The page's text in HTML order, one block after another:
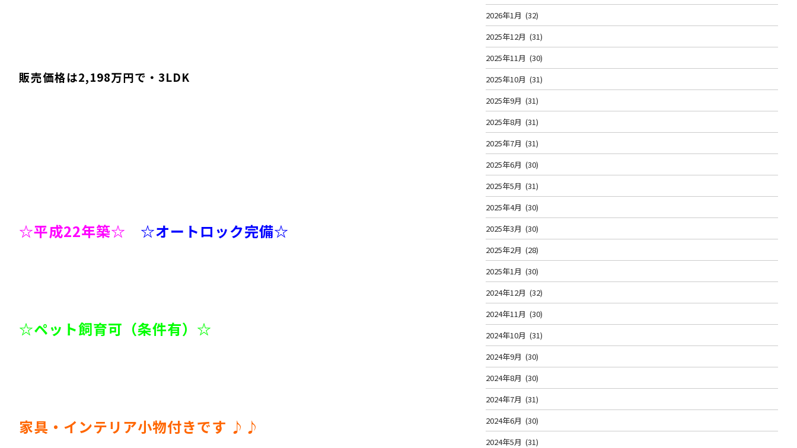
販売価格は2,198万円で・3LDK
☆平成22年築☆ ☆オートロック完備☆
☆ペット飼育可（条件有）☆
家具・インテリア小物付きです ♪♪
2026年1月 (32)
2025年12月 (31)
2025年11月 (30)
2025年10月 (31)
2025年9月 (31)
2025年8月 (31)
2025年7月 (31)
2025年6月 (30)
2025年5月 (31)
2025年4月 (30)
2025年3月 (30)
2025年2月 (28)
2025年1月 (30)
2024年12月 (32)
2024年11月 (30)
2024年10月 (31)
2024年9月 (30)
2024年8月 (30)
2024年7月 (31)
2024年6月 (30)
2024年5月 (31)